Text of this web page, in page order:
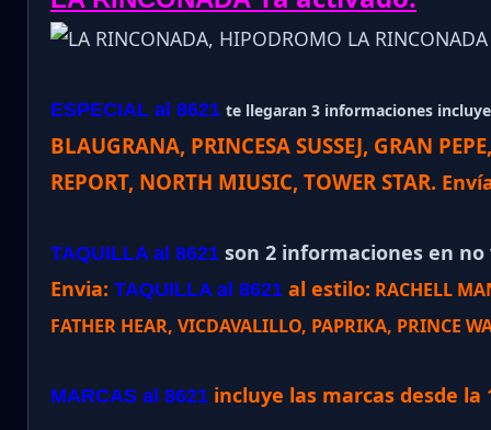
ESPECIAL al 8621 te llegaran 3 informaciones
BLAUGRANA, PRINCESA SUSSEJ, GRAN
REPORT, NORTH MIUSIC, TOWER STAR.
TAQUILLA al 8621 son 2 informaciones en no
Envia: TAQUILLA al 8621 al estilo: RACHELL
FATHER HEAR, VICDAVALILLO, PAPRIKA, PRINCE
MARCAS al 8621 incluye las marcas desde